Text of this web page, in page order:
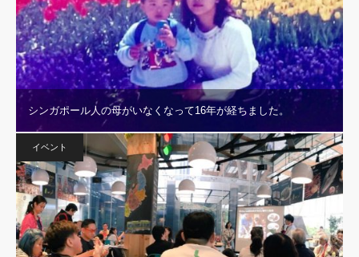
シンガポール人の母がいなくなって16年が経ちました。
イベント